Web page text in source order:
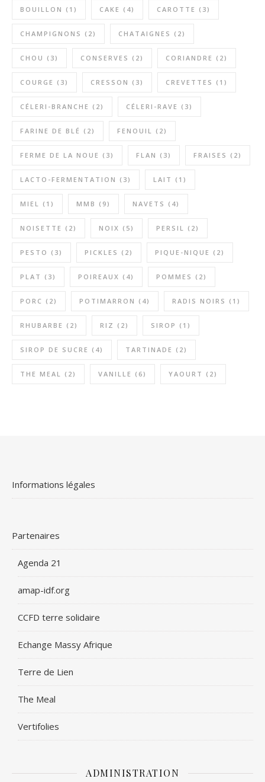
BOUILLON (1) CAKE (4) CAROTTE (3)
CHAMPIGNONS (2) CHATAIGNES (2)
CHOU (3) CONSERVES (2) CORIANDRE (2)
COURGE (3) CRESSON (3) CREVETTES (1)
CÉLERI-BRANCHE (2) CÉLERI-RAVE (3)
FARINE DE BLÉ (2) FENOUIL (2)
FERME DE LA NOUE (3) FLAN (3) FRAISES (2)
LACTO-FERMENTATION (3) LAIT (1)
MIEL (1) MMB (9) NAVETS (4)
NOISETTE (2) NOIX (5) PERSIL (2)
PESTO (3) PICKLES (2) PIQUE-NIQUE (2)
PLAT (3) POIREAUX (4) POMMES (2)
PORC (2) POTIMARRON (4) RADIS NOIRS (1)
RHUBARBE (2) RIZ (2) SIROP (1)
SIROP DE SUCRE (4) TARTINADE (2)
THE MEAL (2) VANILLE (6) YAOURT (2)
Informations légales
Partenaires
Agenda 21
amap-idf.org
CCFD terre solidaire
Echange Massy Afrique
Terre de Lien
The Meal
Vertifolies
ADMINISTRATION